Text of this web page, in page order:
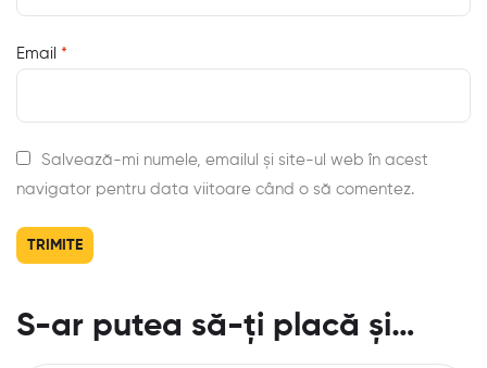
Email *
Salvează-mi numele, emailul și site-ul web în acest
navigator pentru data viitoare când o să comentez.
S-ar putea să-ți placă și…